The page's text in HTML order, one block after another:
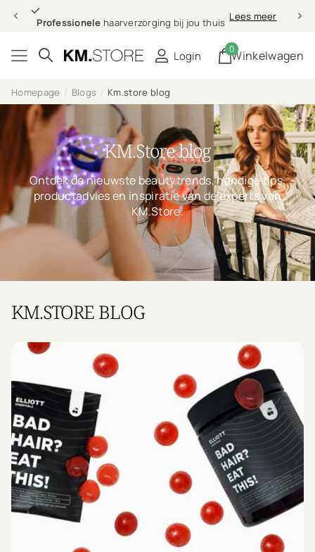
Professionele haarverzorging bij jou thuis Lees meer
Login Winkelwagen
0
Homepage Blogs Km.store blog
KM.Store blog
Ontdek de nieuwste beautytrends, handige tips,
productadvies en inspiratie van de experts van
KM.Store.
KM.STORE BLOG